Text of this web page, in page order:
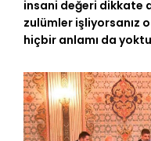
insani değeri dikkate
zulümler işliyorsanız
hiçbir anlamı da